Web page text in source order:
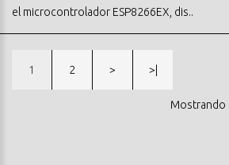
el microcontrolador ESP8266EX, dis..
1 2 > >|
Mostrando